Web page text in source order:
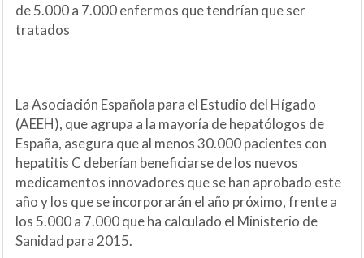
de 5.000 a 7.000 enfermos que tendrían que ser
tratados
La Asociación Española para el Estudio del Hígado
(AEEH), que agrupa a la mayoría de hepatólogos de
España, asegura que al menos 30.000 pacientes con
hepatitis C deberían beneficiarse de los nuevos
medicamentos innovadores que se han aprobado este
año y los que se incorporarán el año próximo, frente a
los 5.000 a 7.000 que ha calculado el Ministerio de
Sanidad para 2015.